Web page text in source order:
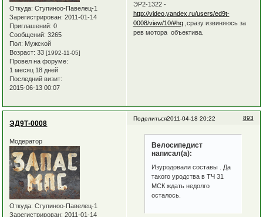
Откуда: Ступиноо-Павелец-1
Зарегистрирован: 2011-01-14
Приглашений: 0
Сообщений: 3265
Пол: Мужской
Возраст: 33[1992-11-05]
Провел на форуме:
1 месяц 18 дней
Последний визит:
2015-06-13 00:07
ЭР2-1322 -
http://video.yandex.ru/users/ed9t-
0008/view/10/#hq,сразу извиняюсь за
рев мотора объектива.
Поделиться 893
2011-04-18 20:22
ЭД9Т-0008
Модератор
Откуда: Ступиноо-Павелец-1
Зарегистрирован: 2011-01-14
Велосипедист
написал(а):
Изуродовали составы . Да
такого уродства в ТЧ 31
МСК ждать недолго
осталось.